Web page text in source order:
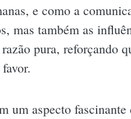
e como a
mas também as
pura, reforçando
um aspecto